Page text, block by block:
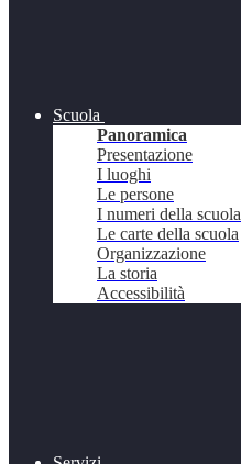
Scuola
Panoramica
Presentazione
I luoghi
Le persone
I numeri della scuola
Le carte della scuola
Organizzazione
La storia
Accessibilità